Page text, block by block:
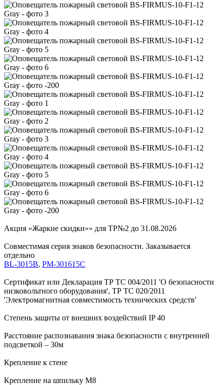
Акция «Жаркие скидки»» для ТР№2 до 31.08.2026
Совместимая серия знаков безопасности. Заказывается
отдельно
BL-3015B, PM-301615C
Сертификат или Декларация ТР ТС 004/2011 'О безопасности
низковольтного оборудования', ТР ТС 020/2011
'Электромагнитная совместимость технических средств'
Степень защиты от внешних воздействий IP 40
Расстояние распознавания знака безопасности с внутренней
подсветкой – 30м
Крепление к стене
Крепление на шпильку М8